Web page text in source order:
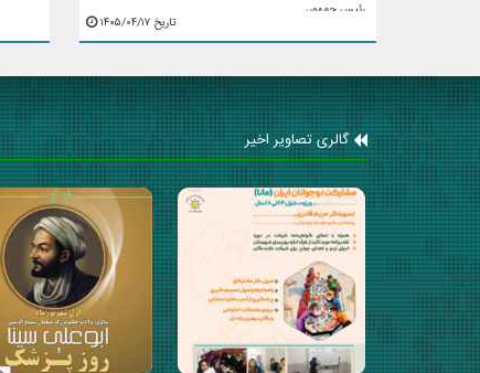
رئیس جمهور، ...
تاریخ ۱۴۰۵/۰۴/۱۷
گالری تصاویر اخیر